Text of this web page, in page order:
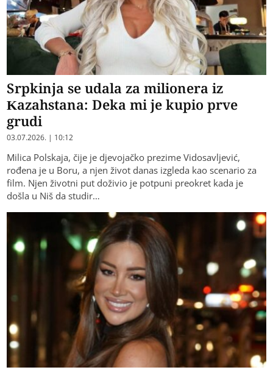
Srpkinja se udala za milionera iz
Kazahstana: Deka mi je kupio prve
grudi
03.07.2026. | 10:12
Milica Polskaja, čije je djevojačko prezime Vidosavljević,
rođena je u Boru, a njen život danas izgleda kao scenario za
film. Njen životni put doživio je potpuni preokret kada je
došla u Niš da studir…